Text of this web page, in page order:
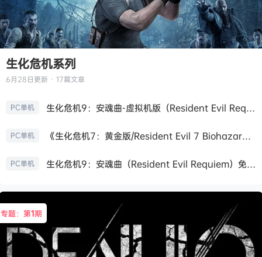
生化危机系列
6月28日更新 · 17篇文章
PC单机 生化危机9：安魂曲-虚拟机版（Resident Evil Requiem HYPERVISOR）免安装中文版
PC单机 《生化危机7：黄金版/Resident Evil 7 Biohazard》免安装中文版
PC单机 生化危机9：安魂曲（Resident Evil Requiem）免安装中文版
专题：第1期